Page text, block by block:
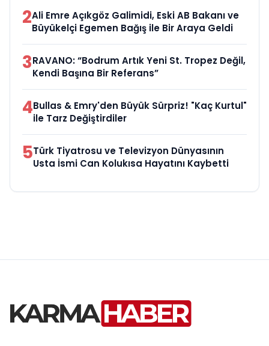
2Ali Emre Açıkgöz Galimidi, Eski AB Bakanı ve
Büyükelçi Egemen Bağış ile Bir Araya Geldi
3RAVANO: “Bodrum Artık Yeni St. Tropez Değil,
Kendi Başına Bir Referans”
4Bullas & Emry'den Büyük Sürpriz! "Kaç Kurtul"
ile Tarz Değiştirdiler
5Türk Tiyatrosu ve Televizyon Dünyasının
Usta İsmi Can Kolukısa Hayatını Kaybetti